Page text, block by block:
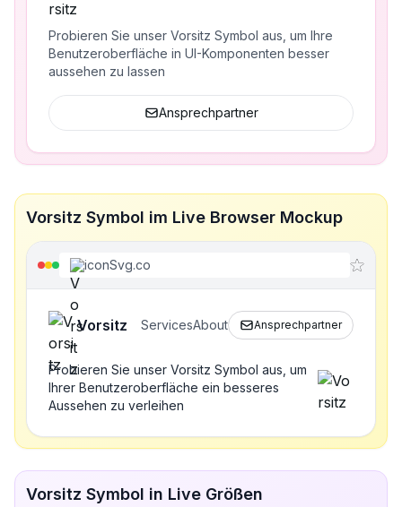
Probieren Sie unser Vorsitz Symbol aus, um Ihre
Benutzeroberfläche in UI-Komponenten besser
aussehen zu lassen
Ansprechpartner
Vorsitz Symbol im Live Browser Mockup
iconSvg.co
Vorsitz ServicesAbout Ansprechpartner
Probieren Sie unser Vorsitz Symbol aus, um
Ihrer Benutzeroberfläche ein besseres
Aussehen zu verleihen
Vorsitz Symbol in Live Größen